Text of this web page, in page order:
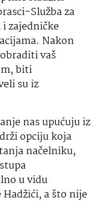
Služba za
zajedničke
Nakon
vaš
biti
su iz
nas upućuju iz
opciju koja
načelniku,
u vidu
a što nije